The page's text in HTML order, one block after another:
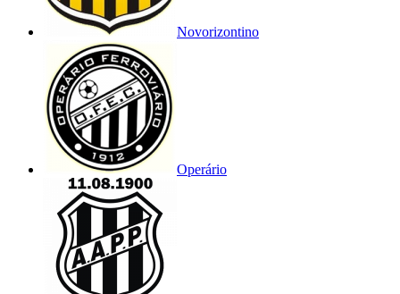
Novorizontino
Operário